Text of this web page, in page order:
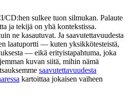
CD:hen sulkee tuon silmukan. Palaute
ja tekijä on yhä kontekstissa.
ne kasautuvat. Ja saavutettavuudesta
laatuportti — kuten yksikkötesteistä,
— eikä erityistapahtuma, joka
kuvan siitä, mihin nämä
saavutettavuudesta
kartoittaa jokaisen vaiheen